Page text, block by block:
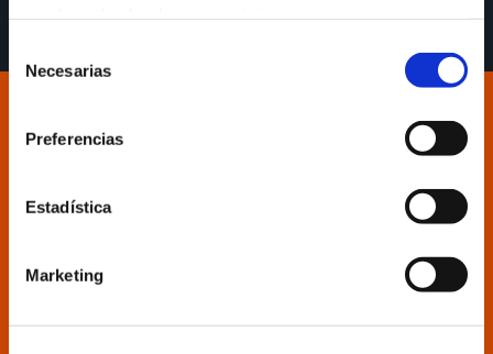
de Necesarias
Preferencias
Estadística
Marketing